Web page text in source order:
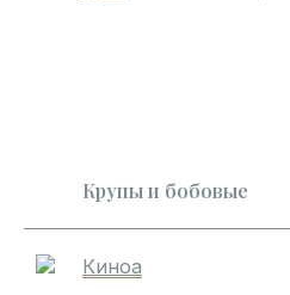
Крупы и бобовые
Киноа